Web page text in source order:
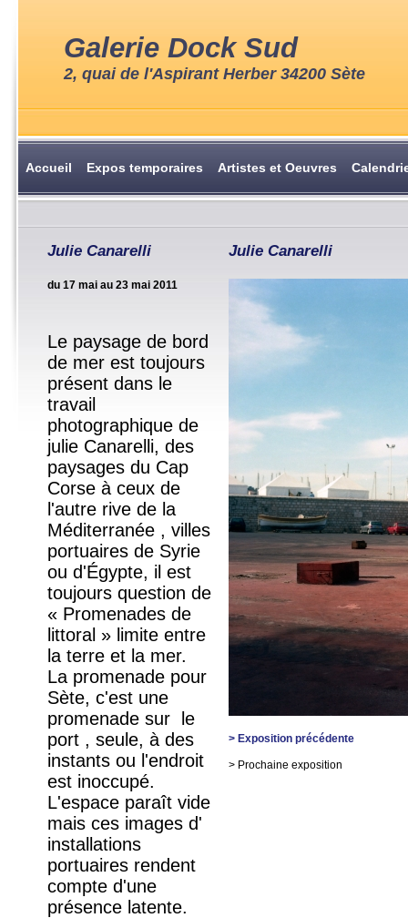
Galerie Dock Sud
2, quai de l'Aspirant Herber 34200 Sète
Accueil Expos temporaires Artistes et Oeuvres
Julie Canarelli
du 17 mai au 23 mai 2011
Le paysage de bord
de mer est toujours
présent dans le
travail
photographique de
julie Canarelli, des
paysages du Cap
Corse à ceux de
l'autre rive de la
Méditerranée , villes
portuaires de Syrie
ou d'Égypte, il est
toujours question de
« Promenades de
littoral » limite entre
la terre et la mer.
La promenade pour
Sète, c'est une
promenade sur le
port , seule, à des
instants ou l'endroit
est inoccupé.
L'espace paraît vide
mais ces images d'
installations
portuaires rendent
compte d'une
présence latente.
Julie Canarelli
> Exposition précédente
> Prochaine exposition